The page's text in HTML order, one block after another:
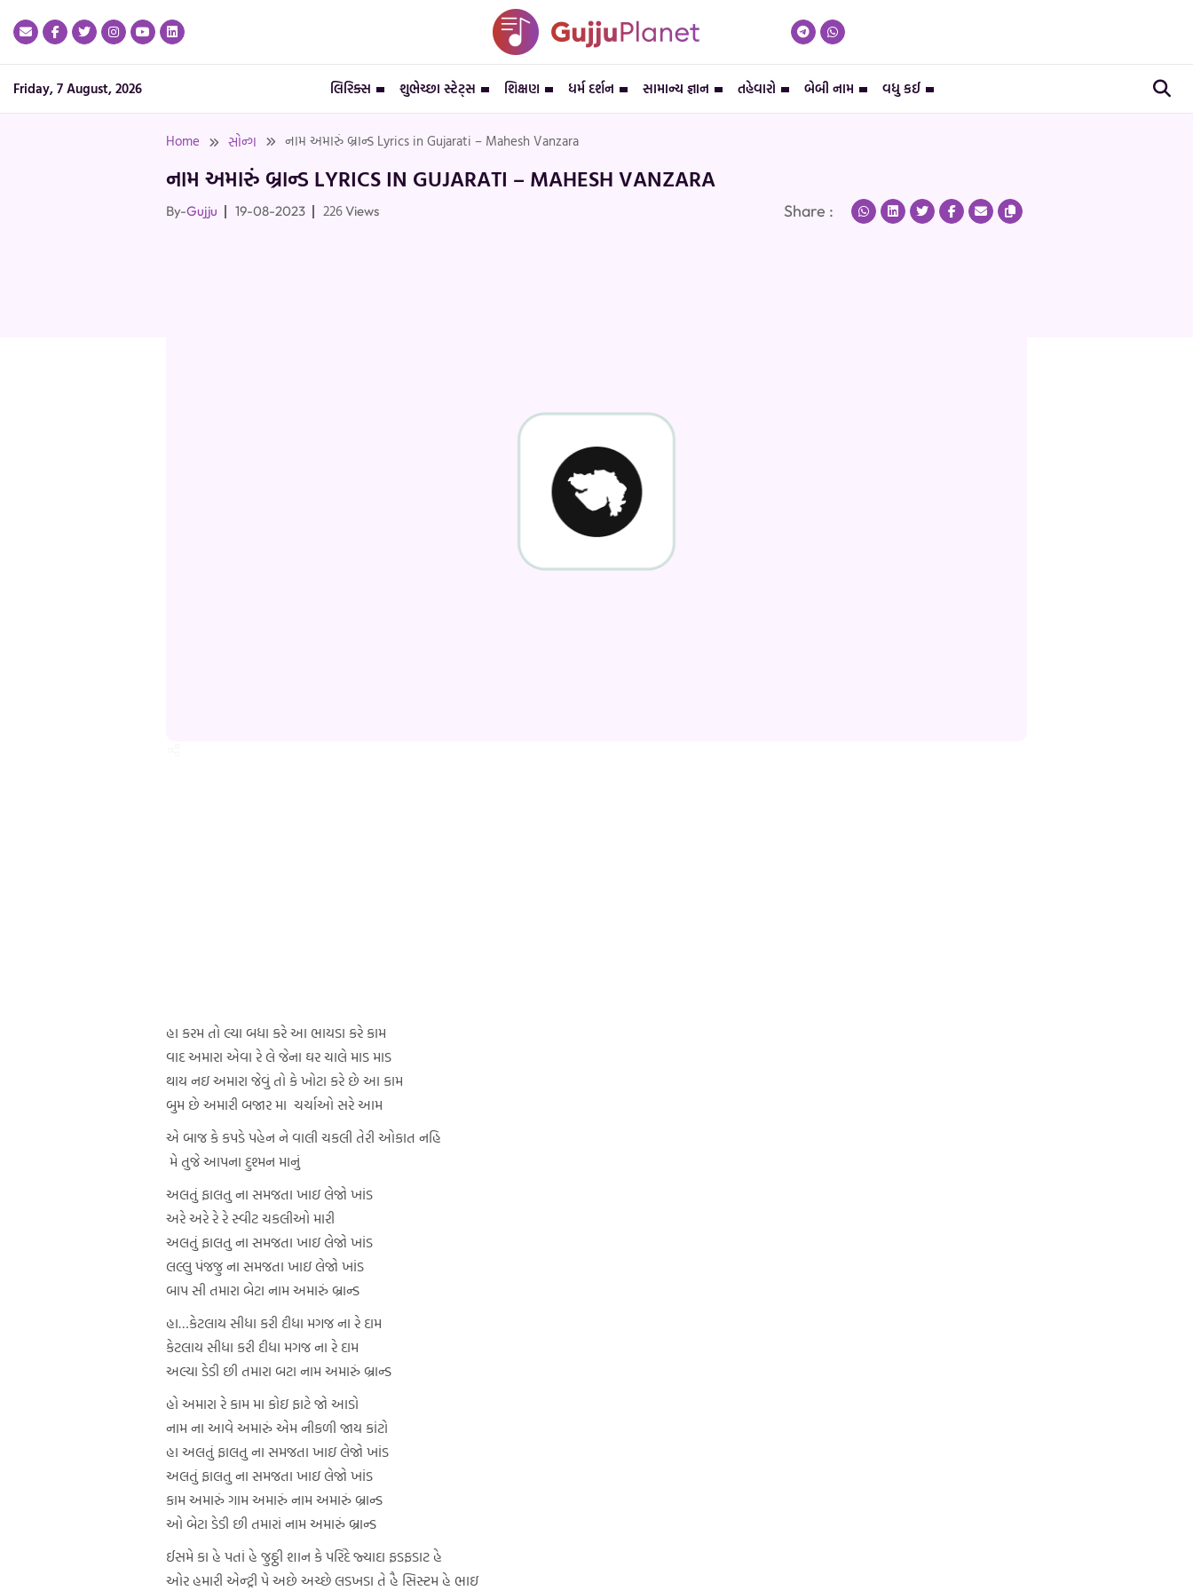
Friday, 7 August, 2026 લિરિક્સ શુભેચ્છા સ્ટેટ્સ શિક્ષણ ધર્મ દર્શન સામાન્ય જ્ઞાન તહેવારો બેબી નામ વધુ કઈ
Home સોન્ગ નામ અમારું બ્રાન્ડ Lyrics in Gujarati – Mahesh Vanzara
નામ અમારું બ્રાન્ડ LYRICS IN GUJARATI – MAHESH VANZARA
By-Gujju 19-08-2023 226Views Share :
હા કરમ તો લ્યા બધા કરે આ ભાયડા કરે કામ
વાદ અમારા એવા રે લે જેના ઘર ચાલે માડ માડ
થાય નઇ અમારા જેવું તો કે ખોટા કરે છે આ કામ
બુમ છે અમારી બજાર મા ચર્ચાઓ સરે આમ
એ બાજ કે કપડે પહેન ને વાલી ચકલી તેરી ઓકાત નહિ
મે તુજે આપના દુશ્મન માનું
અલતું ફાલતુ ના સમજતા ખાઇ લેજો ખાંડ
અરે અરે રે રે સ્વીટ ચકલીઓ મારી
અલતું ફાલતુ ના સમજતા ખાઇ લેજો ખાંડ
લલ્લુ પંજજુ ના સમજતા ખાઇ લેજો ખાંડ
બાપ સી તમારા બેટા નામ અમારું બ્રાન્ડ
હા…કેટલાય સીધા કરી દીધા મગજ ના રે દામ
કેટલાય સીધા કરી દીધા મગજ ના રે દામ
અલ્યા ડેડી છી તમારા બટા નામ અમારું બ્રાન્ડ
હો અમારા રે કામ મા કોઇ ફાટે જો આડો
નામ ના આવે અમારું એમ નીકળી જાય કાંટો
હા અલતું ફાલતુ ના સમજતા ખાઇ લેજો ખાંડ
અલતું ફાલતુ ના સમજતા ખાઇ લેજો ખાંડ
કામ અમારું ગામ અમારું નામ અમારું બ્રાન્ડ
ઓ બેટા ડેડી છી તમારાં નામ અમારું બ્રાન્ડ
ઈસમે કા હે પતાં હે જુઠ્ઠી શાન કે પરિંદે જ્યાદા ફડફડાટ હે
ઓર હમારી એન્ટ્રી પે અછે અચ્છે લડખડા તે હૈ સિસ્ટમ હે ભાઇ